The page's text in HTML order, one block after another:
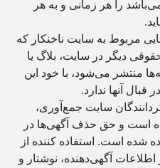
را هر زمانی و به هر
مربوط به سایت ناخنکار که
دیگر در سایت، بلاگ یا
منتشر می‌شود، با خود این
قبال آنها ندارد.
سایت جمع‌آوری،
است و حق حذف آگهی‌ها در
شده است. استفاده کننده از
آگهی‌دهنده، نوشتار و